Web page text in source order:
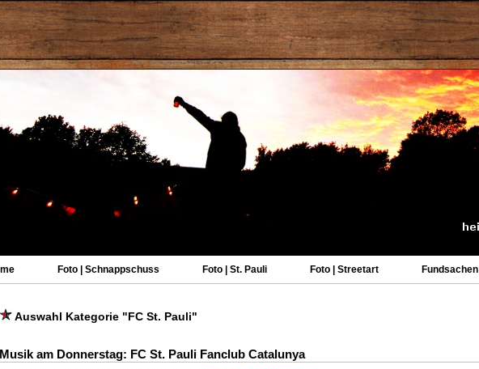
Foto | Schnappschuss Foto | St. Pauli Foto | Streetart Fundsachen
Auswahl Kategorie "FC St. Pauli"
Musik am Donnerstag: FC St. Pauli Fanclub Catalunya